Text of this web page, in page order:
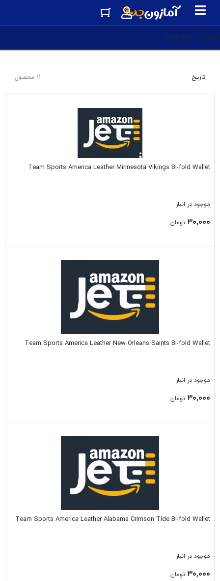
[eas-searchtop]
11 محصول تاریخ
Team Sports America Leather Minnesota Vikings Bi-fold Wallet
موجود در انبار
۳۰,۰۰۰ تومان
Team Sports America Leather New Orleans Saints Bi-fold Wallet
موجود در انبار
۳۰,۰۰۰ تومان
Team Sports America Leather Alabama Crimson Tide Bi-fold Wallet
موجود در انبار
۳۰,۰۰۰ تومان